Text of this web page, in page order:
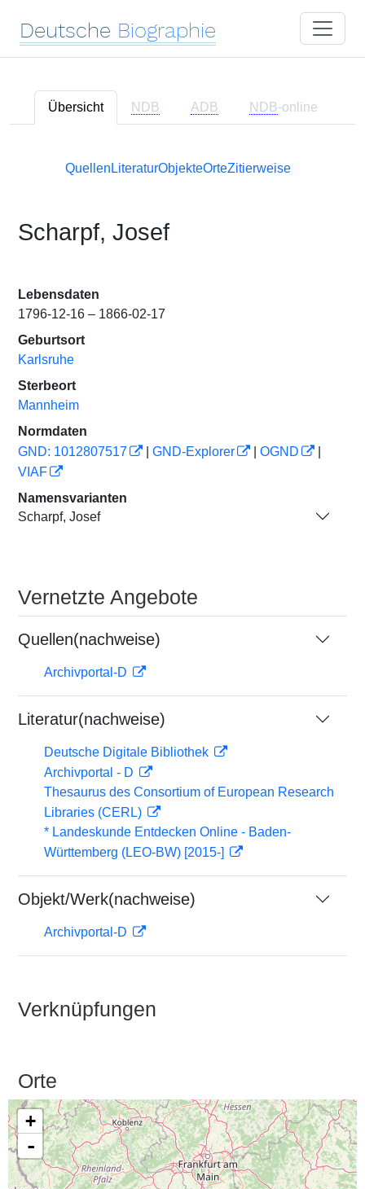
Deutsche Biographie
Übersicht NDB ADB NDB-online
Quellen LiteraturObjekteOrteZitierweise
Scharpf, Josef
Lebensdaten
1796-12-16 – 1866-02-17
Geburtsort
Karlsruhe
Sterbeort
Mannheim
Normdaten
GND: 1012807517
GND-Explorer OGND
VIAF
Namensvarianten
Scharpf, Josef
Vernetzte Angebote
Quellen(nachweise)
Archivportal-D
Literatur(nachweise)
Deutsche Digitale Bibliothek
Archivportal - D
Thesaurus des Consortium of European Research
Libraries (CERL)
* Landeskunde Entdecken Online - Baden-
Württemberg (LEO-BW) [2015-]
Objekt/Werk(nachweise)
Archivportal-D
Verknüpfungen
Orte
+
-